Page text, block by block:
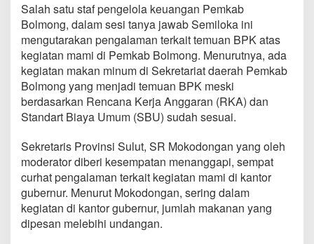
n
'
M
a
m
i
'
,
S
a
u
n
d
a
j
a
Salah satu staf pengelola keuangan Pemkab
Bolmong, dalam sesi tanya jawab Semiloka ini
mengutarakan pengalaman terkait temuan BPK atas
kegiatan mami di Pemkab Bolmong. Menurutnya, ada
kegiatan makan minum di Sekretariat daerah Pemkab
Bolmong yang menjadi temuan BPK meski
berdasarkan Rencana Kerja Anggaran (RKA) dan
Standart Biaya Umum (SBU) sudah sesuai.
Sekretaris Provinsi Sulut, SR Mokodongan yang oleh
moderator diberi kesempatan menanggapi, sempat
curhat pengalaman terkait kegiatan mami di kantor
gubernur. Menurut Mokodongan, sering dalam
kegiatan di kantor gubernur, jumlah makanan yang
dipesan melebihi undangan.